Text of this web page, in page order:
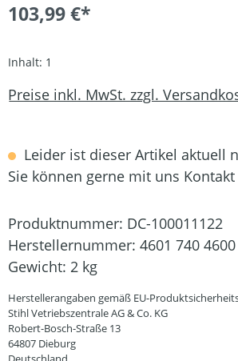
103,99 €*
Inhalt: 1
Preise inkl. MwSt. zzgl.
Leider ist dieser Artikel aktuell
Sie können gerne mit uns
Produktnummer: DC-100011122
Herstellernummer: 4601 740 4600
Gewicht: 2 kg
Herstellerangaben gemäß EU-
Stihl Vetriebszentrale AG & Co. KG
Robert-Bosch-Straße 13
64807 Dieburg